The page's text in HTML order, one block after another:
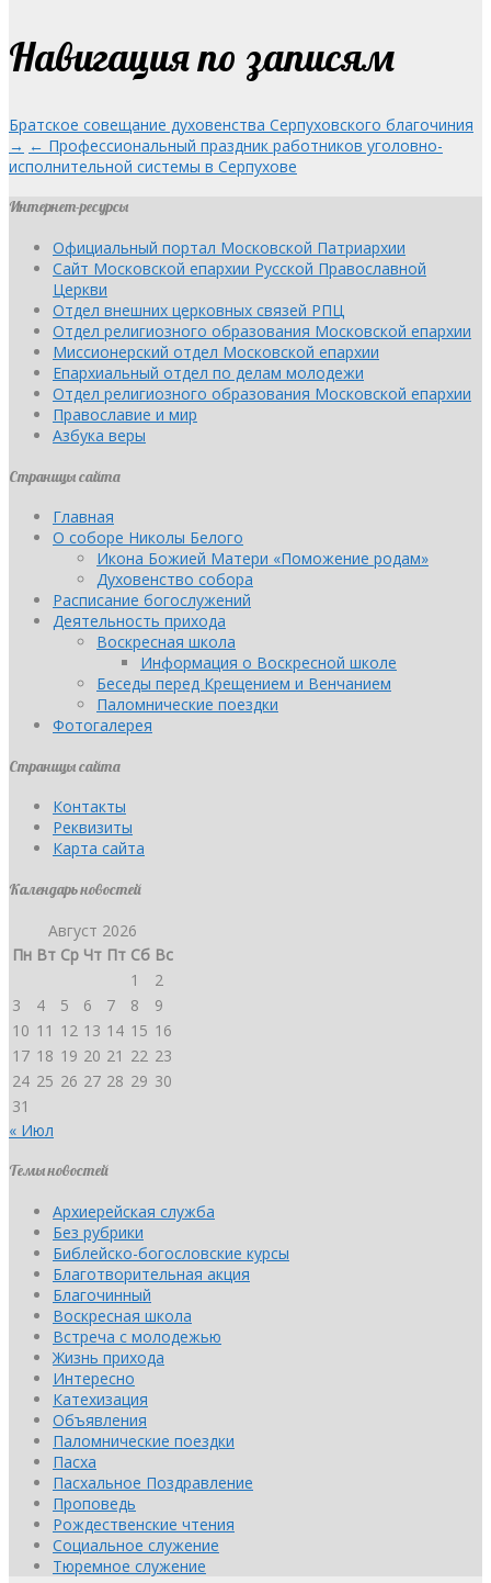
Навигация по записям
Братское совещание духовенства Серпуховского благочиния
→ ← Профессиональный праздник работников уголовно-
исполнительной системы в Серпухове
Интернет-ресурсы
Официальный портал Московской Патриархии
Сайт Московской епархии Русской Православной
Церкви
Отдел внешних церковных связей РПЦ
Отдел религиозного образования Московской епархии
Миссионерский отдел Московской епархии
Епархиальный отдел по делам молодежи
Отдел религиозного образования Московской епархии
Православие и мир
Азбука веры
Страницы сайта
Главная
О соборе Николы Белого
Икона Божией Матери «Поможение родам»
Духовенство собора
Расписание богослужений
Деятельность прихода
Воскресная школа
Информация о Воскресной школе
Беседы перед Крещением и Венчанием
Паломнические поездки
Фотогалерея
Страницы сайта
Контакты
Реквизиты
Карта сайта
Календарь новостей
Август 2026
Пн Вт Ср Чт Пт Сб Вс
1
2
3
4 5 6 7 8
9
10 11 12 13 14 15 16
17 18 19 20 21 22 23
24 25 26 27 28 29 30
31
« Июл
Темы новостей
Архиерейская служба
Без рубрики
Библейско-богословские курсы
Благотворительная акция
Благочинный
Воскресная школа
Встреча с молодежью
Жизнь прихода
Интересно
Катехизация
Объявления
Паломнические поездки
Пасха
Пасхальное Поздравление
Проповедь
Рождественские чтения
Социальное служение
Тюремное служение